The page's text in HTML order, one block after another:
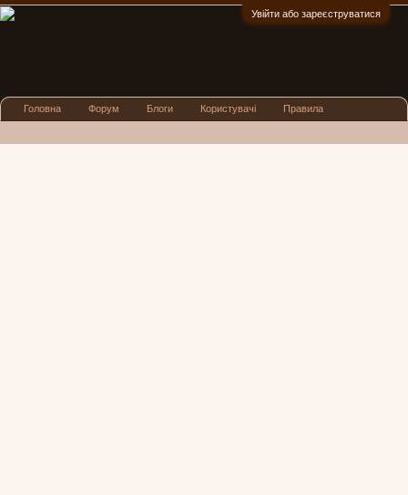
Увійти або зареєструватися
Головна Форум Блоги Користувачі Правила